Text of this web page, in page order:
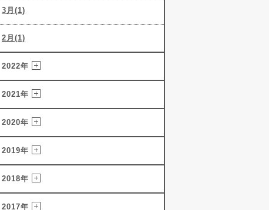
3月(1)
2月(1)
2022年
2021年
2020年
2019年
2018年
2017年